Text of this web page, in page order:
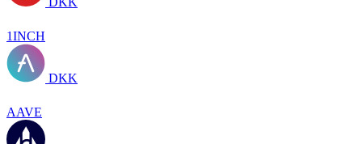
1INCH
DKK
AAVE